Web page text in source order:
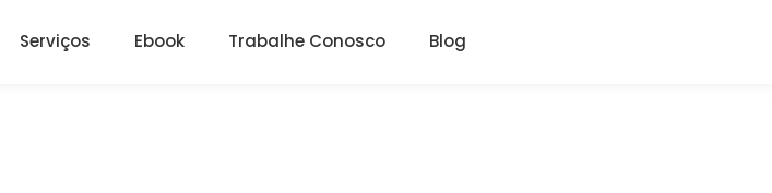
Serviços Ebook Trabalhe Conosco Blog